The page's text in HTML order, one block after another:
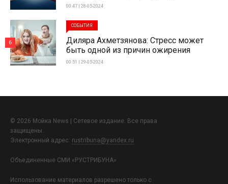
00:47 | 28-05-2024
СОБЫТИЯ
Диляра Ахметзянова: Стресс может
быть одной из причин ожирения
00:51 | 29-05-2024
6
© 2026 Мойка News | Сетевое издание. Все права
защищены.
Электронный адрес: rustribuna@yandex.ru
Объединенные СМИ «РУСТРИБУНА»
Использование материалов разрешено только с